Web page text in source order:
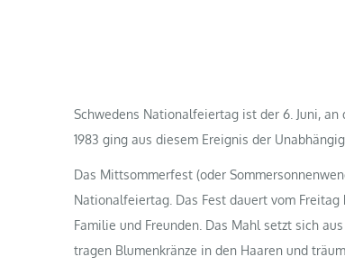
Schwedens Nationalfeiertag ist der 6. Juni, an
1983 ging aus diesem Ereignis der
Das Mittsommerfest (oder
Nationalfeiertag. Das Fest dauert vom
Familie und Freunden. Das Mahl setzt sich
tragen Blumenkränze in den Haaren und